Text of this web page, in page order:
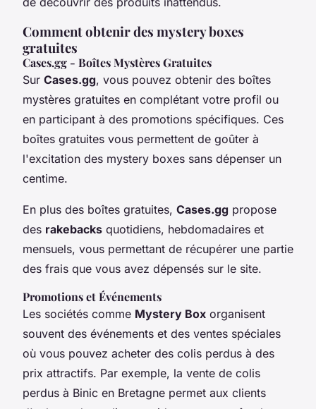
Comment obtenir des mystery boxes
gratuites
Cases.gg - Boîtes Mystères Gratuites
Sur Cases.gg, vous pouvez obtenir des boîtes
mystères gratuites en complétant votre profil ou
en participant à des promotions spécifiques. Ces
boîtes gratuites vous permettent de goûter à
l'excitation des mystery boxes sans dépenser un
centime.
En plus des boîtes gratuites, Cases.gg propose
des rakebacks quotidiens, hebdomadaires et
mensuels, vous permettant de récupérer une partie
des frais que vous avez dépensés sur le site.
Promotions et Événements
Les sociétés comme Mystery Box organisent
souvent des événements et des ventes spéciales
où vous pouvez acheter des colis perdus à des
prix attractifs. Par exemple, la vente de colis
perdus à Binic en Bretagne permet aux clients